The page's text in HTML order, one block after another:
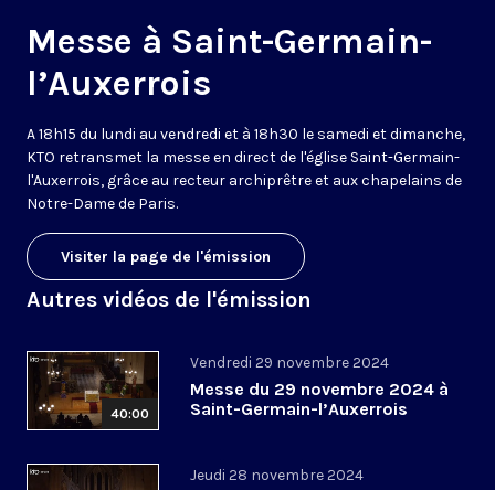
Messe à Saint-Germain-
l’Auxerrois
A 18h15 du lundi au vendredi et à 18h30 le samedi et dimanche,
KTO retransmet la messe en direct de l'église Saint-Germain-
l'Auxerrois, grâce au recteur archiprêtre et aux chapelains de
Notre-Dame de Paris.
Visiter la page de l'émission
Autres vidéos de l'émission
40:00
Vendredi 29 novembre 2024
Messe du 29 novembre 2024 à
Saint-Germain-l’Auxerrois
Jeudi 28 novembre 2024